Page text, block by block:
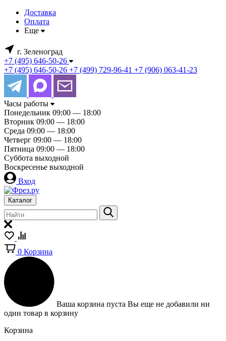
Доставка
Оплата
Еще
г. Зеленоград
+7 (495) 646-50-26
+7 (495) 646-50-26 +7 (499) 729-96-41 +7 (906) 063-41-23
Часы работы
Понедельник 09:00 — 18:00
Вторник 09:00 — 18:00
Среда 09:00 — 18:00
Четверг 09:00 — 18:00
Пятница 09:00 — 18:00
Суббота выходной
Воскресенье выходной
Вход
Каталог
0 Корзина
Ваша корзина пуста Вы еще не добавили ни
один товар в корзину
Корзина